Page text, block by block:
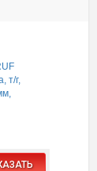
т/г,